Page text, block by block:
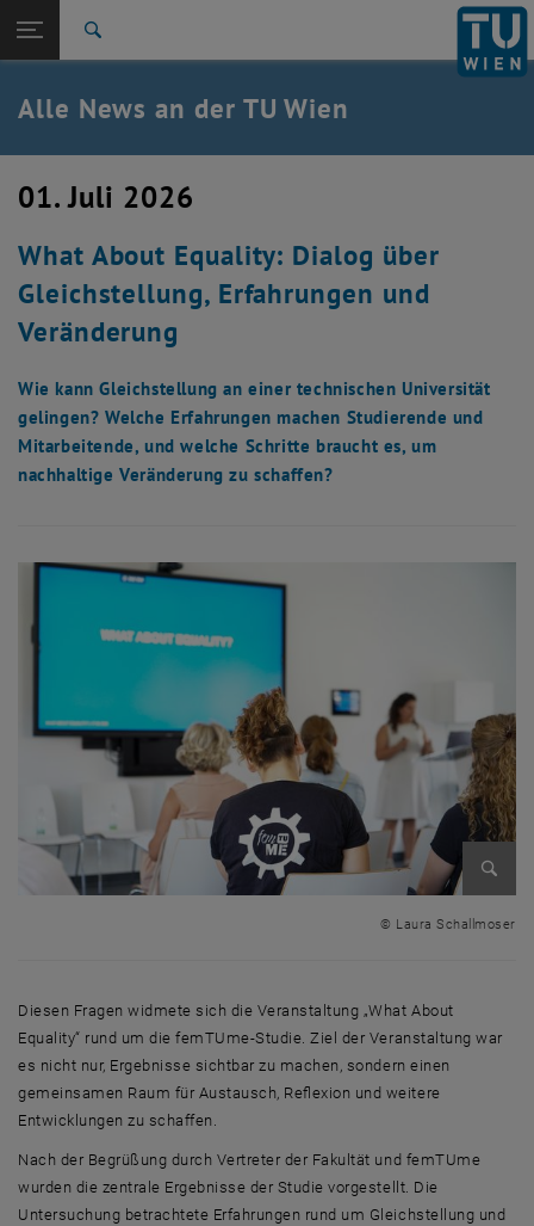
TU Login
Quicklinks
Quicklinks-Menü umschalten
Studium
Karriere
Zurück: Subseiten von TU Wien Startseite auflisten
Zurück zur letzten Ebene:
TU Wien Startseite
Übersicht
Alle News an der TU Wien
01. Juli 2026
What About Equality: Dialog über
Gleichstellung, Erfahrungen und
Veränderung
Wie kann Gleichstellung an einer technischen Universität
gelingen? Welche Erfahrungen machen Studierende und
Mitarbeitende, und welche Schritte braucht es, um
nachhaltige Veränderung zu schaffen?
© Laura Schallmoser
Diesen Fragen widmete sich die Veranstaltung „What About
Equality“ rund um die femTUme-Studie. Ziel der Veranstaltung war
es nicht nur, Ergebnisse sichtbar zu machen, sondern einen
gemeinsamen Raum für Austausch, Reflexion und weitere
Entwicklungen zu schaffen.
Nach der Begrüßung durch Vertreter der Fakultät und femTUme
wurden die zentrale Ergebnisse der Studie vorgestellt. Die
Untersuchung betrachtete Erfahrungen rund um Gleichstellung und